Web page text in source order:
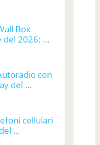
Box
del 2026: …
con
del …
cellulari
…